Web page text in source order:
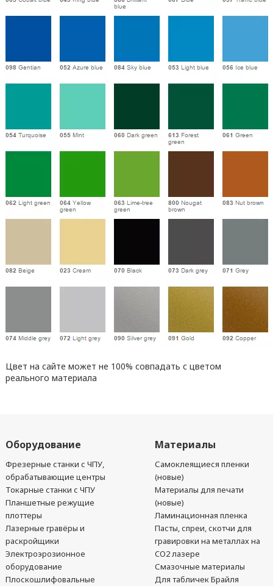
Цвет на сайте может не 100% совпадать с цветом
реального материала
Оборудование
Фрезерные станки с ЧПУ,
обрабатывающие центры
Токарные станки с ЧПУ
Планшетные режущие
плоттеры
Лазерные гравёры и
раскройщики
Электроэрозионное
оборудование
Плоскошлифовальные
Материалы
Самоклеящиеся пленки
(новые)
Материалы для печати
(новые)
Ламинационная пленка
Пасты, спреи, скотчи для
гравировки на металлах на
CO2 лазере
Смазочные материалы
Для табличек Брайля